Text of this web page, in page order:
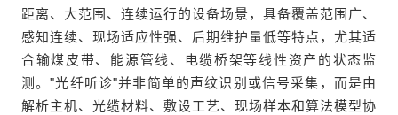
距离、大范围、连续运行的设备场景，具备覆盖范围广、
感知连续、现场适应性强、后期维护量低等特点，尤其适
合输煤皮带、能源管线、电缆桥架等线性资产的状态监
测。"光纤听诊"并非简单的声纹识别或信号采集，而是由
解析主机、光缆材料、敷设工艺、现场样本和算法模型协